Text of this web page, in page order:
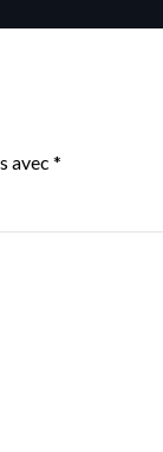
avec *